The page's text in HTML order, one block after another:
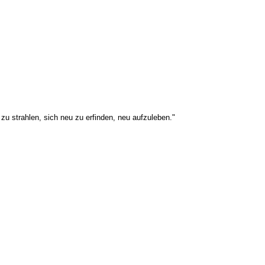
strahlen, sich neu zu erfinden, neu aufzuleben."